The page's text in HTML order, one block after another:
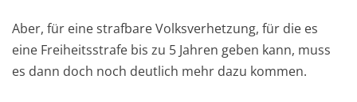
Aber, für eine strafbare Volksverhetzung, für die es
eine Freiheitsstrafe bis zu 5 Jahren geben kann, muss
es dann doch noch deutlich mehr dazu kommen.